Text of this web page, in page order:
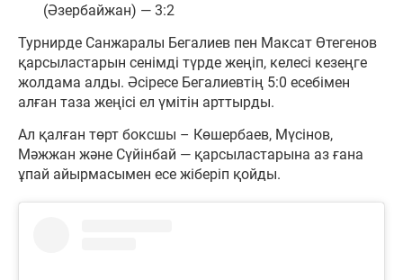
(Әзербайжан) — 3:2
Турнирде Санжаралы Бегалиев пен Максат Өтегенов
қарсыластарын сенімді түрде жеңіп, келесі кезеңге
жолдама алды. Әсіресе Бегалиевтің 5:0 есебімен
алған таза жеңісі ел үмітін арттырды.
Ал қалған төрт боксшы – Көшербаев, Мүсінов,
Мәжжан және Сүйінбай — қарсыластарына аз ғана
ұпай айырмасымен есе жіберіп қойды.